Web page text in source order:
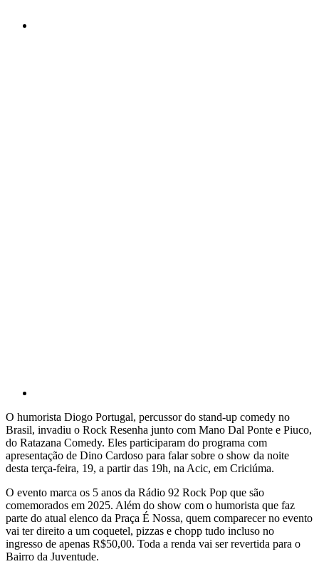
O humorista Diogo Portugal, percussor do stand-up comedy no
Brasil, invadiu o Rock Resenha junto com Mano Dal Ponte e Piuco,
do Ratazana Comedy. Eles participaram do programa com
apresentação de Dino Cardoso para falar sobre o show da noite
desta terça-feira, 19, a partir das 19h, na Acic, em Criciúma.
O evento marca os 5 anos da Rádio 92 Rock Pop que são
comemorados em 2025. Além do show com o humorista que faz
parte do atual elenco da Praça É Nossa, quem comparecer no evento
vai ter direito a um coquetel, pizzas e chopp tudo incluso no
ingresso de apenas R$50,00. Toda a renda vai ser revertida para o
Bairro da Juventude.